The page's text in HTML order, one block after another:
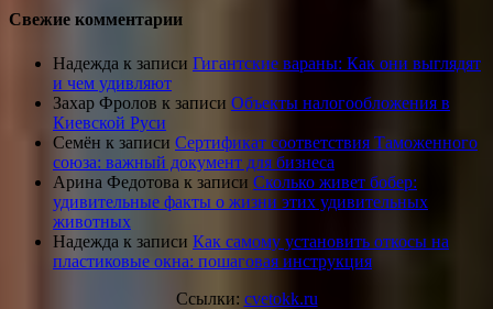
Свежие комментарии
Надежда к записи Гигантские вараны: Как они выглядят
и чем удивляют
Захар Фролов к записи Объекты налогообложения в
Киевской Руси
Семён к записи Сертификат соответствия Таможенного
союза: важный документ для бизнеса
Арина Федотова к записи Сколько живет бобер:
удивительные факты о жизни этих удивительных
животных
Надежда к записи Как самому установить откосы на
пластиковые окна: пошаговая инструкция
Ссылки: cvetokk.ru